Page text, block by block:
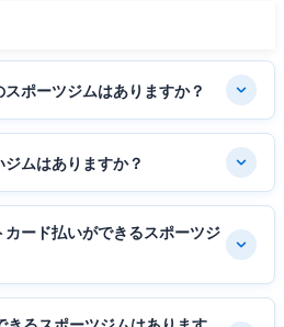
ポーツジムはありますか？
ムはありますか？
ード払いができるスポーツジ